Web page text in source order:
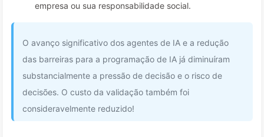
empresa ou sua responsabilidade social.
O avanço significativo dos agentes de IA e a redução
das barreiras para a programação de IA já diminuíram
substancialmente a pressão de decisão e o risco de
decisões. O custo da validação também foi
consideravelmente reduzido!